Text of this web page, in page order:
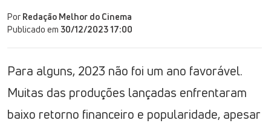
Por Redação Melhor do Cinema
Publicado em 30/12/2023 17:00
Para alguns, 2023 não foi um ano favorável.
Muitas das produções lançadas enfrentaram
baixo retorno financeiro e popularidade, apesar